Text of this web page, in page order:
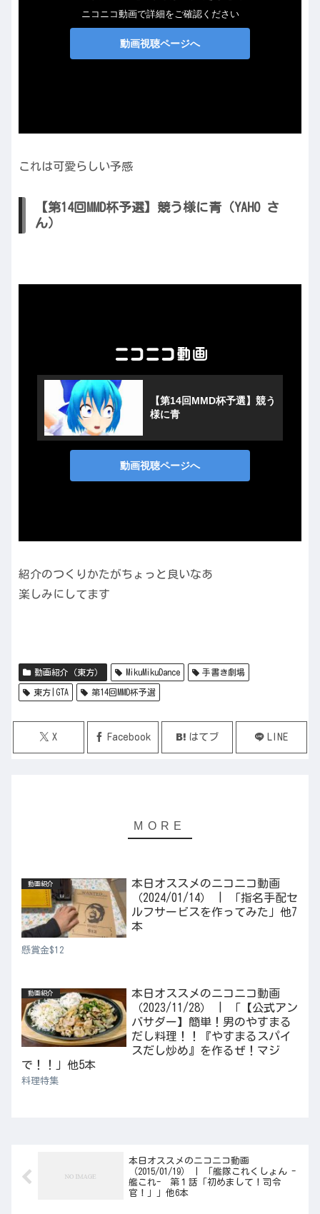
これは可愛らしい予感
【第14回MMD杯予選】競う様に青（YAHO さ
ん）
紹介のつくりかたがちょっと良いなあ
楽しみにしてます
動画紹介（東方） MikuMikuDance 手書き劇場
東方|GTA 第14回MMD杯予選
X Facebook はてブ LINE
動画紹介
本日オススメのニコニコ動画
（2024/01/14） | 「指名手配セ
ルフサービスを作ってみた」他7
本
懸賞金$12
動画紹介
本日オススメのニコニコ動画
（2023/11/28） | 「【公式アン
バサダー】簡単！男のやすまる
だし料理！！『やすまるスパイ
スだし炒め』を作るぜ！マジ
で！！」他5本
料理特集
本日オススメのニコニコ動画
（2015/01/19） | 「艦隊これくしょん -
艦これ- 第１話「初めまして！司令
官！」」他6本